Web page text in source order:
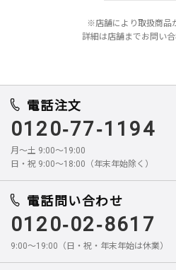
※店舗により取扱商品
詳細は店舗までお問い合
電話注文
0120-77-1194
月～土 9:00～19:00
日・祝 9:00～18:00（年末年始除く）
電話問い合わせ
0120-02-8617
9:00～19:00（日・祝・年末年始は休業）